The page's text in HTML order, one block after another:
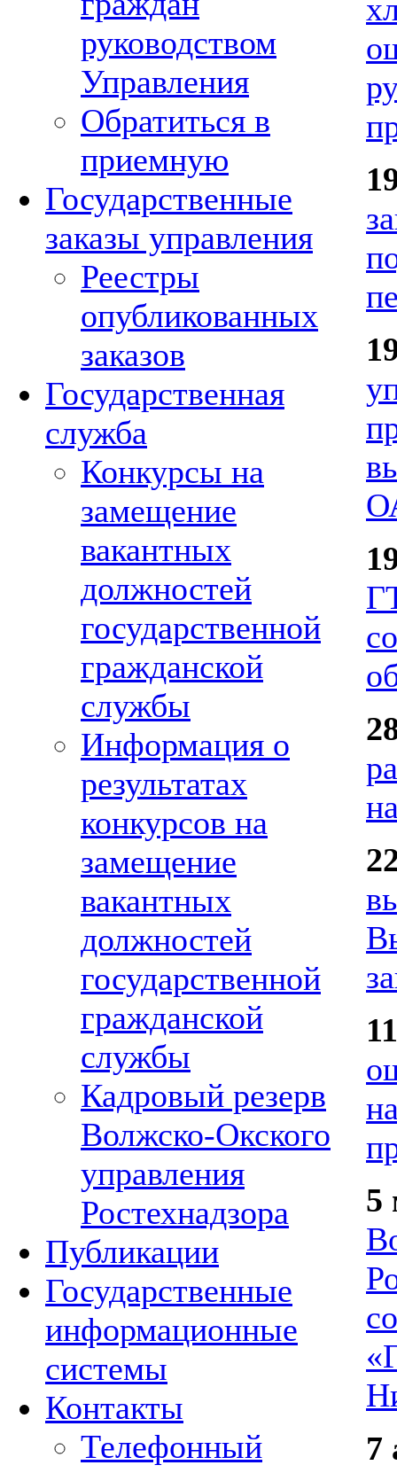
руководством
Управления
Обратиться в
приемную
Государственные
заказы управления
Реестры
опубликованных
заказов
Государственная
служба
Конкурсы на
замещение
вакантных
должностей
государственной
гражданской
службы
Информация о
результатах
конкурсов на
замещение
вакантных
должностей
государственной
гражданской
службы
Кадровый резерв
Волжско-Окского
управления
Ростехнадзора
Публикации
Государственные
информационные
системы
Контакты
Телефонный
5
7